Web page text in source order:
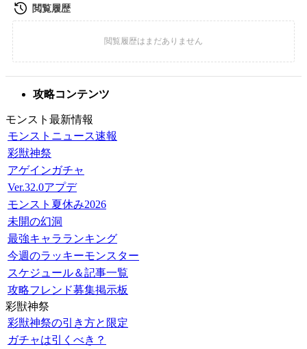
攻略コンテンツ
モンスト最新情報
モンストニュース速報
彩獣神祭
アゲインガチャ
Ver.32.0アプデ
モンスト夏休み2026
未開の幻洞
最強キャラランキング
今週のラッキーモンスター
スケジュール＆記事一覧
攻略フレンド募集掲示板
彩獣神祭
彩獣神祭の引き方と限定
ガチャは引くべき？